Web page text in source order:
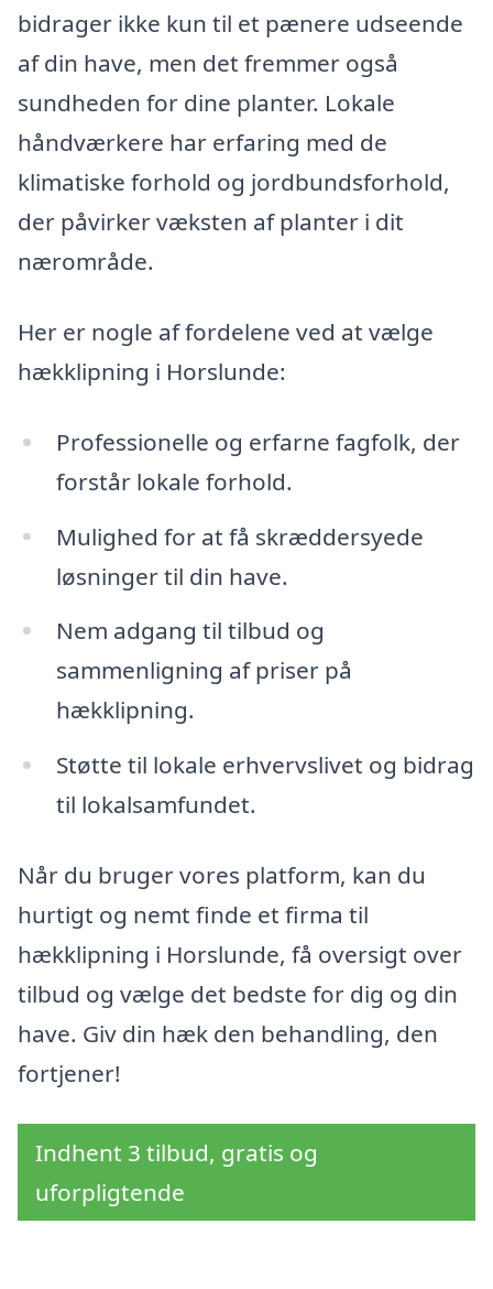
bidrager ikke kun til et pænere udseende
af din have, men det fremmer også
sundheden for dine planter. Lokale
håndværkere har erfaring med de
klimatiske forhold og jordbundsforhold,
der påvirker væksten af planter i dit
nærområde.
Her er nogle af fordelene ved at vælge
hækklipning i Horslunde:
Professionelle og erfarne fagfolk, der
forstår lokale forhold.
Mulighed for at få skræddersyede
løsninger til din have.
Nem adgang til tilbud og
sammenligning af priser på
hækklipning.
Støtte til lokale erhvervslivet og bidrag
til lokalsamfundet.
Når du bruger vores platform, kan du
hurtigt og nemt finde et firma til
hækklipning i Horslunde, få oversigt over
tilbud og vælge det bedste for dig og din
have. Giv din hæk den behandling, den
fortjener!
Indhent 3 tilbud, gratis og
uforpligtende